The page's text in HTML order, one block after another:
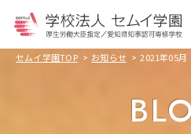
セムイ学園TOP お知らせ 2021年05月